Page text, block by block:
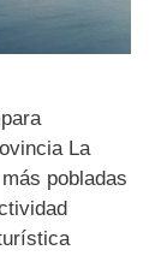
La
pobladas